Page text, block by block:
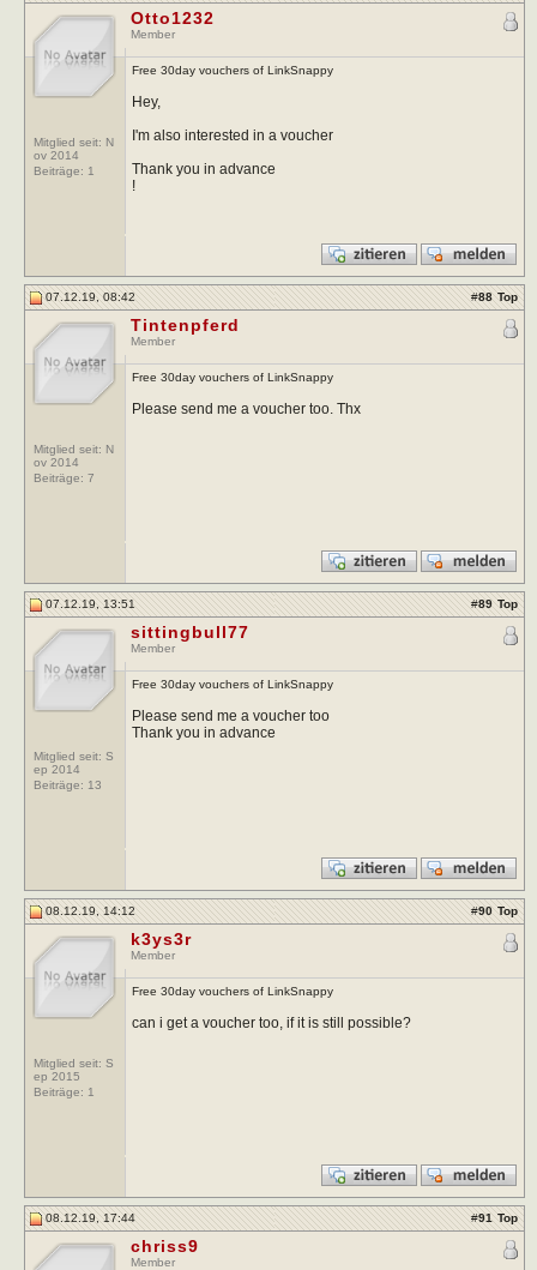
Mitglied seit: N
ov 2014
Beiträge: 1
Otto1232
Member
Free 30day vouchers of LinkSnappy
Hey,
I'm also interested in a voucher
Thank you in advance
!
07.12.19, 08:42 #88 Top
Mitglied seit: N
ov 2014
Beiträge: 7
Tintenpferd
Member
Free 30day vouchers of LinkSnappy
Please send me a voucher too. Thx
07.12.19, 13:51 #89 Top
Mitglied seit: S
ep 2014
Beiträge: 13
sittingbull77
Member
Free 30day vouchers of LinkSnappy
Please send me a voucher too
Thank you in advance
08.12.19, 14:12 #90 Top
Mitglied seit: S
ep 2015
Beiträge: 1
k3ys3r
Member
Free 30day vouchers of LinkSnappy
can i get a voucher too, if it is still possible?
08.12.19, 17:44 #91 Top
chriss9
Member